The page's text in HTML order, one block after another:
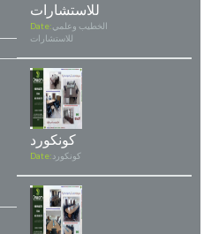
للاستشارات
Date:الخطيب وعلمي
للاستشارات
كونكورد
Date: كونكورد